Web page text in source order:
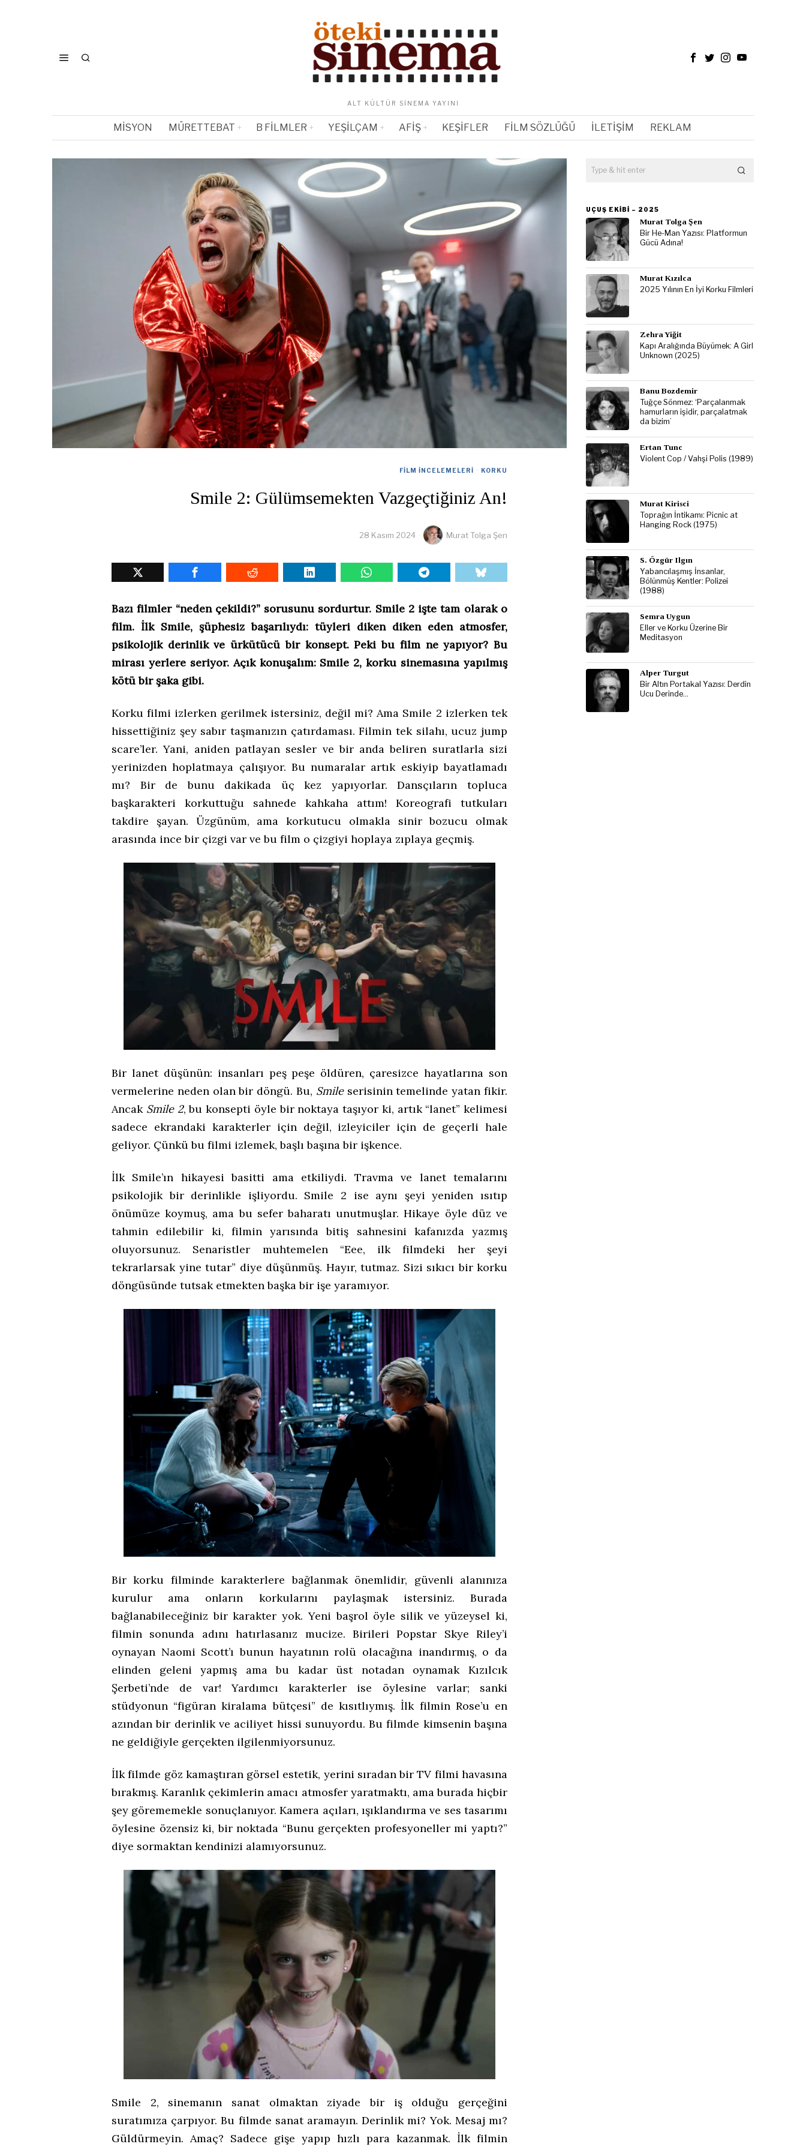
ALT KÜLTÜR SINEMA YAYINI
MISYON MÜRETTEBAT B FILMLER YEŞILÇAM AFIŞ KEŞIFLER FILM SÖZLÜĞÜ İLETIŞIM REKLAM
FILM İNCELEMELERI · KORKU
Smile 2: Gülümsemekten Vazgeçtiğiniz An!
28 Kasım 2024 Murat Tolga Şen
Bazı filmler “neden çekildi?” sorusunu sordurtur. Smile 2 işte tam olarak o
film. İlk Smile, şüphesiz başarılıydı: tüyleri diken diken eden atmosfer,
psikolojik derinlik ve ürkütücü bir konsept. Peki bu film ne yapıyor? Bu
mirası yerlere seriyor. Açık konuşalım: Smile 2, korku sinemasına yapılmış
kötü bir şaka gibi.
Korku filmi izlerken gerilmek istersiniz, değil mi? Ama Smile 2 izlerken tek
hissettiğiniz şey sabır taşmanızın çatırdaması. Filmin tek silahı, ucuz jump
scare’ler. Yani, aniden patlayan sesler ve bir anda beliren suratlarla sizi
yerinizden hoplatmaya çalışıyor. Bu numaralar artık eskiyip bayatlamadı
mı? Bir de bunu dakikada üç kez yapıyorlar. Dansçıların topluca
başkarakteri korkuttuğu sahnede kahkaha attım! Koreografi tutkuları
takdire şayan. Üzgünüm, ama korkutucu olmakla sinir bozucu olmak
arasında ince bir çizgi var ve bu film o çizgiyi hoplaya zıplaya geçmiş.
Bir lanet düşünün: insanları peş peşe öldüren, çaresizce hayatlarına son
vermelerine neden olan bir döngü. Bu, Smileserisinin temelinde yatan fikir.
Ancak Smile 2, bu konsepti öyle bir noktaya taşıyor ki, artık “lanet” kelimesi
sadece ekrandaki karakterler için değil, izleyiciler için de geçerli hale
geliyor. Çünkü bu filmi izlemek, başlı başına bir işkence.
İlk Smile’ın hikayesi basitti ama etkiliydi. Travma ve lanet temalarını
psikolojik bir derinlikle işliyordu. Smile 2 ise aynı şeyi yeniden ısıtıp
önümüze koymuş, ama bu sefer baharatı unutmuşlar. Hikaye öyle düz ve
tahmin edilebilir ki, filmin yarısında bitiş sahnesini kafanızda yazmış
oluyorsunuz. Senaristler muhtemelen “Eee, ilk filmdeki her şeyi
tekrarlarsak yine tutar” diye düşünmüş. Hayır, tutmaz. Sizi sıkıcı bir korku
döngüsünde tutsak etmekten başka bir işe yaramıyor.
Bir korku filminde karakterlere bağlanmak önemlidir, güvenli alanınıza
kurulur ama onların korkularını paylaşmak istersiniz. Burada
bağlanabileceğiniz bir karakter yok. Yeni başrol öyle silik ve yüzeysel ki,
filmin sonunda adını hatırlasanız mucize. Birileri Popstar Skye Riley’i
oynayan Naomi Scott’ı bunun hayatının rolü olacağına inandırmış, o da
elinden geleni yapmış ama bu kadar üst notadan oynamak Kızılcık
Şerbeti’nde de var! Yardımcı karakterler ise öylesine varlar; sanki
stüdyonun “figüran kiralama bütçesi” de kısıtlıymış. İlk filmin Rose’u en
azından bir derinlik ve aciliyet hissi sunuyordu. Bu filmde kimsenin başına
ne geldiğiyle gerçekten ilgilenmiyorsunuz.
İlk filmde göz kamaştıran görsel estetik, yerini sıradan bir TV filmi havasına
bırakmış. Karanlık çekimlerin amacı atmosfer yaratmaktı, ama burada hiçbir
şey görememekle sonuçlanıyor. Kamera açıları, ışıklandırma ve ses tasarımı
öylesine özensiz ki, bir noktada “Bunu gerçekten profesyoneller mi yaptı?”
diye sormaktan kendinizi alamıyorsunuz.
Smile 2, sinemanın sanat olmaktan ziyade bir iş olduğu gerçeğini
suratımıza çarpıyor. Bu filmde sanat aramayın. Derinlik mi? Yok. Mesaj mı?
Güldürmeyin. Amaç? Sadece gişe yapıp hızlı para kazanmak. İlk filmin
UÇUŞ EKIBI – 2025
Murat Tolga Şen
Bir He-Man Yazısı: Platformun
Gücü Adına!
Murat Kızılca
2025 Yılının En İyi Korku Filmleri
Zehra Yiğit
Kapı Aralığında Büyümek: A Girl
Unknown (2025)
Banu Bozdemir
Tuğçe Sönmez: ‘Parçalanmak
hamurların işidir, parçalatmak
da bizim’
Ertan Tunc
Violent Cop / Vahşi Polis (1989)
Murat Kirisci
Toprağın İntikamı: Picnic at
Hanging Rock (1975)
S. Özgür Ilgın
Yabancılaşmış İnsanlar,
Bölünmüş Kentler: Polizei
(1988)
Semra Uygun
Eller ve Korku Üzerine Bir
Meditasyon
Alper Turgut
Bir Altın Portakal Yazısı: Derdin
Ucu Derinde…